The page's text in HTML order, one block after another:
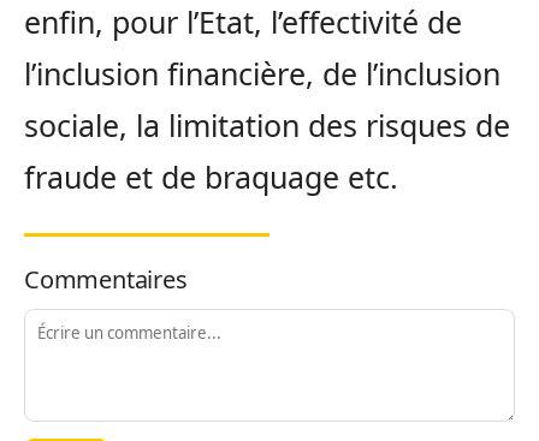
enfin, pour l’Etat, l’effectivité de
l’inclusion financière, de l’inclusion
sociale, la limitation des risques de
fraude et de braquage etc.
Commentaires